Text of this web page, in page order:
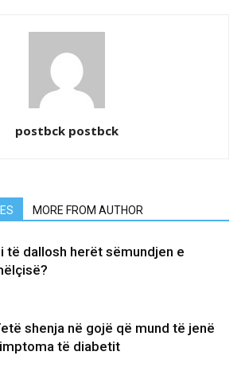
postbck postbck
MORE FROM AUTHOR
të dallosh herët sëmundjen e
shenja në gojë që mund të jenë
të diabetit